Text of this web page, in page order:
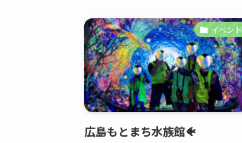
イベント
広島もとまち水族館🐠